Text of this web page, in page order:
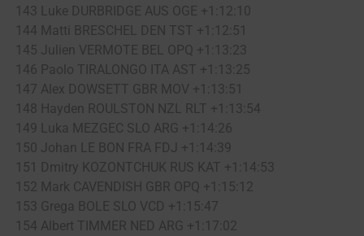
143 Luke DURBRIDGE AUS OGE +1:12:10
144 Matti BRESCHEL DEN TST +1:12:51
145 Julien VERMOTE BEL OPQ +1:13:23
146 Paolo TIRALONGO ITA AST +1:13:25
147 Alex DOWSETT GBR MOV +1:13:51
148 Hayden ROULSTON NZL RLT +1:13:54
149 Luka MEZGEC SLO ARG +1:14:26
150 Johan LE BON FRA FDJ +1:14:39
151 Dmitry KOZONTCHUK RUS KAT +1:14:53
152 Mark CAVENDISH GBR OPQ +1:15:12
153 Grega BOLE SLO VCD +1:15:47
154 Albert TIMMER NED ARG +1:17:02